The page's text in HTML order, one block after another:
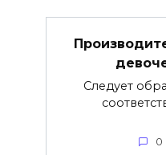
Следует
0